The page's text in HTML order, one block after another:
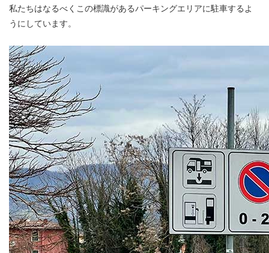
私たちはなるべくこの標識があるパーキングエリアに駐車するよ
うにしています。